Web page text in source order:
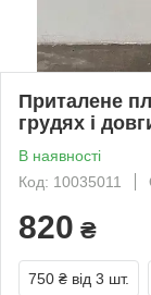
Приталене
грудях і
В наявності
Код: 10035011
820 ₴
750 ₴ від 3 шт.